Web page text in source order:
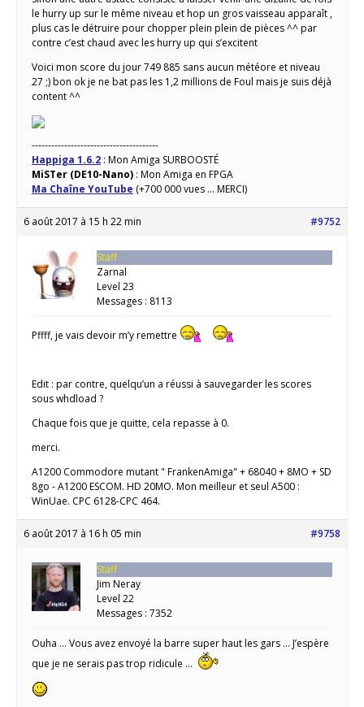
le hurry up sur le même niveau et hop un gros vaisseau apparaît ,
plus cas le détruire pour chopper plein plein de pièces ^^ par
contre c’est chaud avec les hurry up qui s’excitent
Voici mon score du jour 749 885 sans aucun météore et niveau
27 ;) bon ok je ne bat pas les 1,2 millions de Foul mais je suis déjà
content ^^
---------------------------------------
Happiga 1.6.2 : Mon Amiga SURBOOSTÉ
MiSTer (DE10-Nano) : Mon Amiga en FPGA
Ma Chaîne YouTube (+700 000 vues ... MERCI)
6 août 2017 à 15 h 22 min #9752
Staff
Zarnal
Level 23
Messages : 8113
Pffff, je vais devoir m’y remettre
Edit : par contre, quelqu’un a réussi à sauvegarder les scores
sous whdload ?
Chaque fois que je quitte, cela repasse à 0.
merci.
A1200 Commodore mutant " FrankenAmiga" + 68040 + 8MO + SD
8go - A1200 ESCOM. HD 20MO. Mon meilleur et seul A500 :
WinUae. CPC 6128-CPC 464.
6 août 2017 à 16 h 05 min #9758
Staff
Jim Neray
Level 22
Messages : 7352
Ouha … Vous avez envoyé la barre super haut les gars … J’espère
que je ne serais pas trop ridicule …